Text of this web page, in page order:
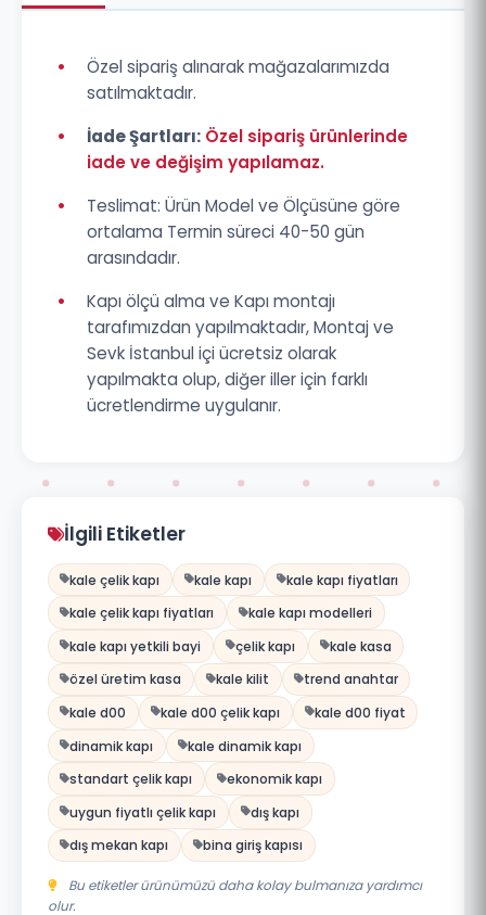
•
Özel sipariş alınarak mağazalarımızda
satılmaktadır.
•
İade Şartları: Özel sipariş ürünlerinde
iade ve değişim yapılamaz.
•
Teslimat: Ürün Model ve Ölçüsüne göre
ortalama Termin süreci 40-50 gün
arasındadır.
•
Kapı ölçü alma ve Kapı montajı
tarafımızdan yapılmaktadır, Montaj ve
Sevk İstanbul içi ücretsiz olarak
yapılmakta olup, diğer iller için farklı
ücretlendirme uygulanır.
İlgili Etiketler
kale çelik kapı kale kapı
kale kapı fiyatları
kale çelik kapı fiyatları
kale kapı modelleri
kale kapı yetkili bayi
çelik kapı
kale kasa
özel üretim kasa
kale kilit
trend anahtar
kale d00
kale d00 çelik kapı
kale d00 fiyat
dinamik kapı
kale dinamik kapı
standart çelik kapı
ekonomik kapı
uygun fiyatlı çelik kapı
dış kapı
dış mekan kapı
bina giriş kapısı
Bu etiketler ürünümüzü daha kolay bulmanıza yardımcı
olur.